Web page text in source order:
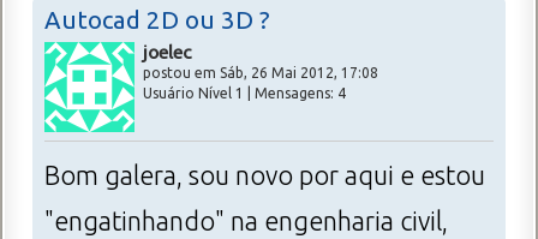
Autocad 2D ou 3D ?
joelec
postou em Sáb, 26 Mai 2012, 17:08
Usuário Nível 1 | Mensagens: 4
Bom galera, sou novo por aqui e estou
"engatinhando" na engenharia civil,